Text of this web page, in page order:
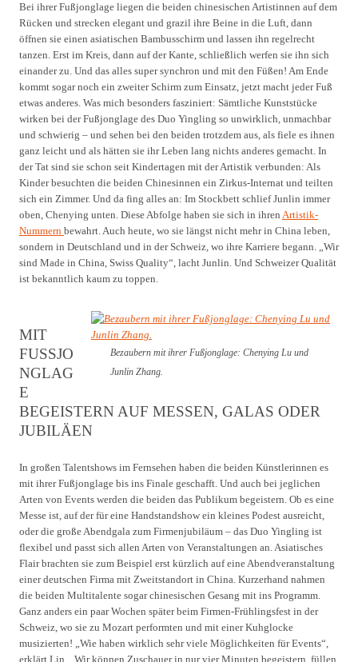
Bei ihrer Fußjonglage liegen die beiden chinesischen Artistinnen auf dem
Rücken und strecken elegant und grazil ihre Beine in die Luft, dann
öffnen sie einen asiatischen Bambusschirm und lassen ihn regelrecht
tanzen. Erst im Kreis, dann auf der Kante, schließlich werfen sie ihn sich
einander zu. Und das alles super synchron und mit den Füßen! Am Ende
kommt sogar noch ein zweiter Schirm zum Einsatz, jetzt macht jeder Fuß
etwas anderes. Was mich besonders fasziniert: Sämtliche Kunststücke
wirken bei der Fußjonglage des Duo Yingling so unwirklich, unmachbar
und schwierig – und sehen bei den beiden trotzdem aus, als fiele es ihnen
ganz leicht und als hätten sie ihr Leben lang nichts anderes gemacht. In
der Tat sind sie schon seit Kindertagen mit der Artistik verbunden: Als
Kinder besuchten die beiden Chinesinnen ein Zirkus-Internat und teilten
sich ein Zimmer. Und da fing alles an: Im Stockbett schlief Junlin immer
oben, Chenying unten. Diese Abfolge haben sie sich in ihren Artistik-
Nummern bewahrt. Auch heute, wo sie längst nicht mehr in China leben,
sondern in Deutschland und in der Schweiz, wo ihre Karriere begann. „Wir
sind Made in China, Swiss Quality“, lacht Junlin. Und Schweizer Qualität
ist bekanntlich kaum zu toppen.
Bezaubern mit ihrer Fußjonglage: Chenying Lu und
Junlin Zhang.
MIT
FUSSJON
GLAGE
B
EGEISTERN AUF MESSEN, GALAS ODER J
UBILÄEN
In großen Talentshows im Fernsehen haben die beiden Künstlerinnen es
mit ihrer Fußjonglage bis ins Finale geschafft. Und auch bei jeglichen
Arten von Events werden die beiden das Publikum begeistern. Ob es eine
Messe ist, auf der für eine Handstandshow ein kleines Podest ausreicht,
oder die große Abendgala zum Firmenjubiläum – das Duo Yingling ist
flexibel und passt sich allen Arten von Veranstaltungen an. Asiatisches
Flair brachten sie zum Beispiel erst kürzlich auf eine Abendveranstaltung
einer deutschen Firma mit Zweitstandort in China. Kurzerhand nahmen
die beiden Multitalente sogar chinesischen Gesang mit ins Programm.
Ganz anders ein paar Wochen später beim Firmen-Frühlingsfest in der
Schweiz, wo sie zu Mozart performten und mit einer Kuhglocke
musizierten! „Wie haben wirklich sehr viele Möglichkeiten für Events“,
erklärt Lin. „Wir können Zuschauer in nur vier Minuten begeistern, füllen